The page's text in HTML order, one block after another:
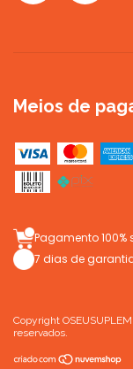
Meios de
Pagamento 100%
7 dias de
Copyright
reservados.